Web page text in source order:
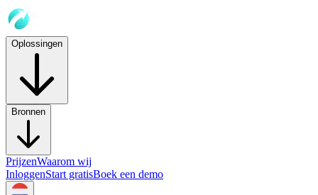
Oplossingen
Bronnen
PrijzenWaarom wij
InloggenStart gratisBoek een demo